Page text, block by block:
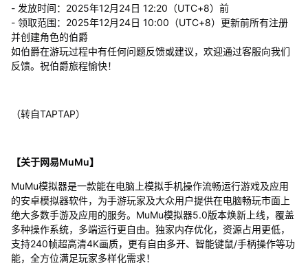
- 发放时间：2025年12月24日 12:20（UTC+8）前
- 领取范围：2025年12月24日 10:00（UTC+8）更新前所有注册
并创建角色的伯爵
如伯爵在游玩过程中有任何问题反馈或建议，欢迎通过客服向我们
反馈。祝伯爵旅程愉快！
（转自TAPTAP）
【关于网易MuMu】
MuMu模拟器是一款能在电脑上模拟手机操作流畅运行游戏及应用
的安卓模拟器软件，为手游玩家及大众用户提供在电脑畅玩市面上
绝大多数手游及应用的服务。MuMu模拟器5.0版本焕新上线，覆盖
多种操作系统，多端运行更自由。独家内存优化，资源占用更低，
支持240帧超高清4K画质，更有自由多开、智能键鼠/手柄操作等功
能，全方位满足玩家多样化需求！